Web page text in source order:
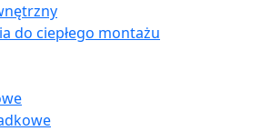
do ciepłego montażu